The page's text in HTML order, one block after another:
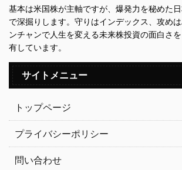
基本は米国株が主軸ですが、爆発力を秘めた
で深掘りします。守りはインデックス、攻め
ンチャンで人生を変える未来株投資の面白さ
有しています。
サイトメニュー
トップページ
プライバシーポリシー
問い合わせ